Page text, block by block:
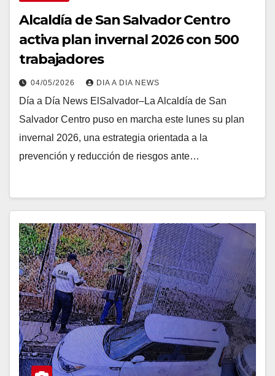
Alcaldía de San Salvador Centro
activa plan invernal 2026 con 500
trabajadores
04/05/2026 DIA A DIA NEWS
Día a Día News ElSalvador–La Alcaldía de San
Salvador Centro puso en marcha este lunes su plan
invernal 2026, una estrategia orientada a la
prevención y reducción de riesgos ante…